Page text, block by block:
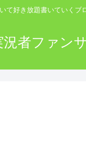
て好き放題書いていくブ
者ファン